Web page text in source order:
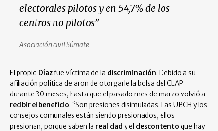
electorales pilotos y en 54,7% de los
centros no pilotos”
Asociación civil Súmate
El propio Díazfue víctima de la discriminación. Debido a su
afiliación política dejaron de otorgarle la bolsa del CLAP
durante 30 meses, hasta que el pasado mes de marzo volvió a
recibir el beneficio. “Son presiones disimuladas. Las UBCH y los
consejos comunales están siendo presionados, ellos
presionan, porque saben la realidad y el descontento que hay